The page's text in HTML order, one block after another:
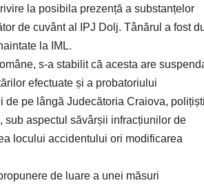
la posibila prezență a substanțelor
de cuvânt al IPJ Dolj. Tânărul a fost
la IML.
s-a stabilit că acesta are
efectuate și a probatoriului
pe lângă Judecătoria Craiova, polițiști
sub aspectul săvârșii infracțiunilor de
locului accidentului ori modificarea
de luare a unei măsuri